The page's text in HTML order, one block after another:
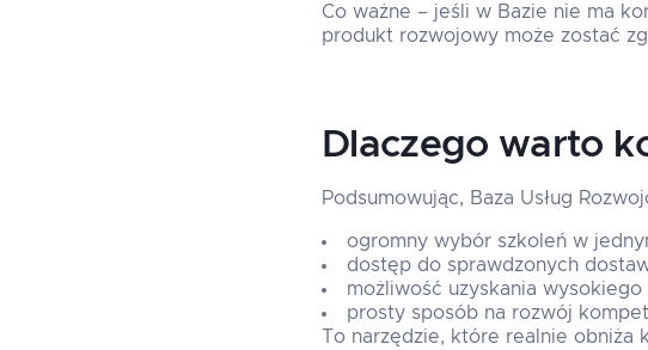
Co ważne – jeśli w Bazie nie ma
produkt rozwojowy może zostać
Dlaczego warto
Podsumowując, Baza Usług
ogromny wybór szkoleń w
dostęp do sprawdzonych
możliwość uzyskania wysokiego
prosty sposób na rozwój
To narzędzie, które realnie